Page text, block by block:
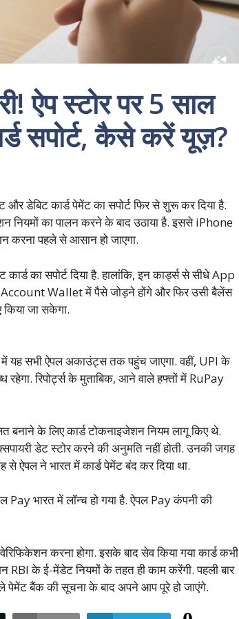
ऐप स्टोर पर 5 साल
सपोर्ट, कैसे करें यूज़?
डेबिट कार्ड पेमेंट का सपोर्ट फिर से शुरू कर दिया है.
नियमों का पालन करने के बाद उठाया है. इससे iPhone
करना पहले से आसान हो जाएगा.
का सपोर्ट दिया है. हालांकि, इन कार्ड्स से सीधे App
Account Wallet में पैसे जोड़ने होंगे और फिर उसी बैलेंस
जा सकेगा.
यह सभी ऐपल अकाउंट्स तक पहुंच जाएगा. वहीं, UPI के
रिपोर्ट्स के मुताबिक, आने वाले हफ्तों में RuPay
के लिए कार्ड टोकनाइजेशन नियम लागू किए थे.
डेट स्टोर करने की अनुमति नहीं होती. उनकी जगह
से ऐपल ने भारत में कार्ड पेमेंट बंद कर दिया था.
Pay भारत में लॉन्च हो गया है. ऐपल Pay कंपनी की
करना होगा. इसके बाद सेव किया गया कार्ड कभी
RBI के ई-मेंडेट नियमों के तहत ही काम करेंगी. पहली बार
पेमेंट बैंक की सूचना के बाद अपने आप पूरे हो जाएंगे.